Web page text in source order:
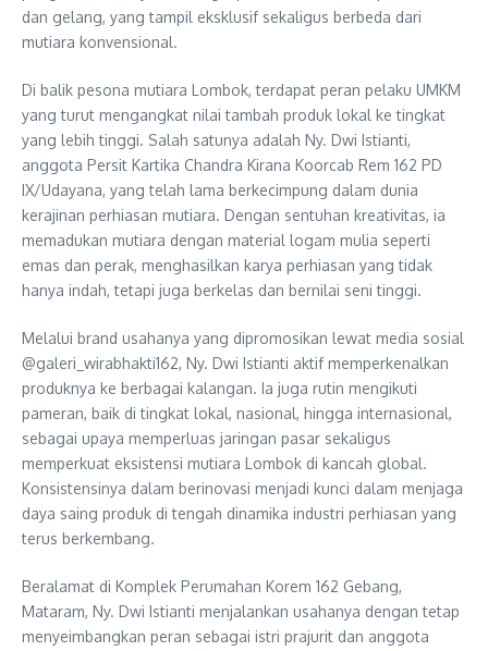
dan gelang, yang tampil eksklusif sekaligus berbeda dari
mutiara konvensional.
Di balik pesona mutiara Lombok, terdapat peran pelaku UMKM
yang turut mengangkat nilai tambah produk lokal ke tingkat
yang lebih tinggi. Salah satunya adalah Ny. Dwi Istianti,
anggota Persit Kartika Chandra Kirana Koorcab Rem 162 PD
IX/Udayana, yang telah lama berkecimpung dalam dunia
kerajinan perhiasan mutiara. Dengan sentuhan kreativitas, ia
memadukan mutiara dengan material logam mulia seperti
emas dan perak, menghasilkan karya perhiasan yang tidak
hanya indah, tetapi juga berkelas dan bernilai seni tinggi.
Melalui brand usahanya yang dipromosikan lewat media sosial
@galeri_wirabhakti162, Ny. Dwi Istianti aktif memperkenalkan
produknya ke berbagai kalangan. Ia juga rutin mengikuti
pameran, baik di tingkat lokal, nasional, hingga internasional,
sebagai upaya memperluas jaringan pasar sekaligus
memperkuat eksistensi mutiara Lombok di kancah global.
Konsistensinya dalam berinovasi menjadi kunci dalam menjaga
daya saing produk di tengah dinamika industri perhiasan yang
terus berkembang.
Beralamat di Komplek Perumahan Korem 162 Gebang,
Mataram, Ny. Dwi Istianti menjalankan usahanya dengan tetap
menyeimbangkan peran sebagai istri prajurit dan anggota